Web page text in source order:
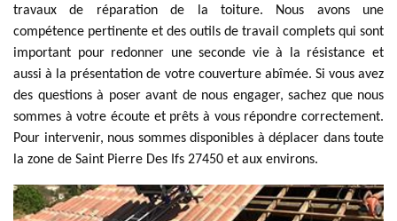
travaux de réparation de la toiture. Nous avons une
compétence pertinente et des outils de travail complets qui sont
important pour redonner une seconde vie à la résistance et
aussi à la présentation de votre couverture abîmée. Si vous avez
des questions à poser avant de nous engager, sachez que nous
sommes à votre écoute et prêts à vous répondre correctement.
Pour intervenir, nous sommes disponibles à déplacer dans toute
la zone de Saint Pierre Des Ifs 27450 et aux environs.